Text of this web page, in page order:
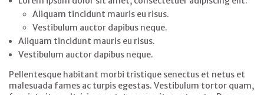
Aliquam tincidunt mauris eu risus.
Vestibulum auctor dapibus neque.
Aliquam tincidunt mauris eu risus.
Vestibulum auctor dapibus neque.
Pellentesque habitant morbi tristique senectus et netus et
malesuada fames ac turpis egestas. Vestibulum tortor quam,